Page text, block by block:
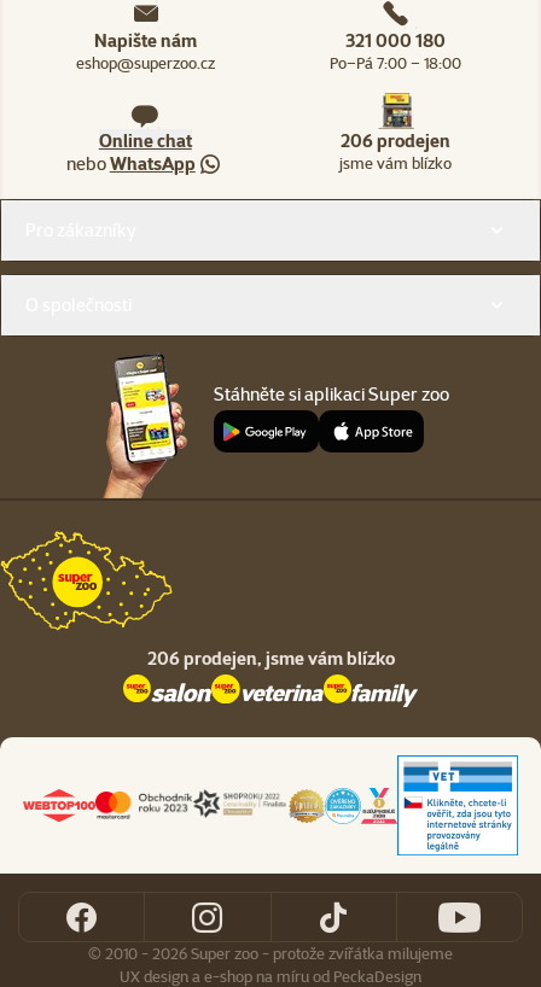
Napište nám
eshop@superzoo.cz
321 000 180
Po–Pá 7:00 – 18:00
Online chat
neboWhatsApp
206 prodejen
jsme vám blízko
Stáhněte si aplikaci Super zoo
206 prodejen, jsme vám blízko
© 2010 - 2026 Super zoo - protože zvířátka milujeme
UX designa e-shop na míruod PeckaDesign